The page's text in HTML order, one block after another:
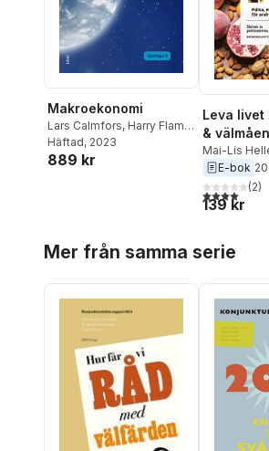
Makroekonomi
Lars Calmfors, Harry Flam,
John Hassler
Häftad, 2023
889 kr
Leva livet
&
andra
Mai-Lis
Cederholm,
E-bok
4,0utav 5(2)
139 kr
Mer från samma serie